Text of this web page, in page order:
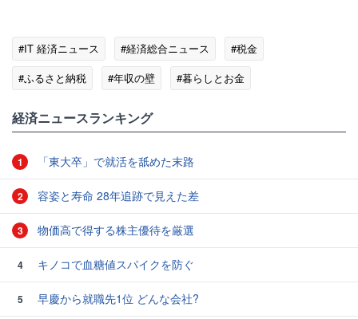
#IT 経済ニュース #経済総合ニュース
#税金
#ふるさと納税
#年収の壁 #暮らしとお金
経済ニュースランキング
1 「東大卒」で就活を舐めた末路
2 容姿と寿命 28年追跡で見えた差
3 物価高で得する株主優待を厳選
4 キノコで血糖値スパイクを防ぐ
5
早慶から就職先1位 どんな会社?